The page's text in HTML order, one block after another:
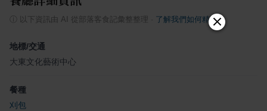
以下資訊由 AI 從部落客食記彙整整理 了解我們如何精選
地標/交通
大東文化藝術中心
餐種
刈包